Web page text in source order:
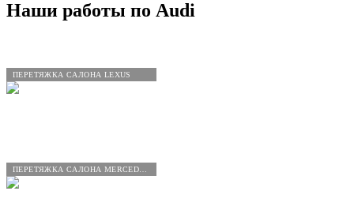
ПЕРЕТЯЖКА САЛОНА LEXUS
Наши работы по Audi